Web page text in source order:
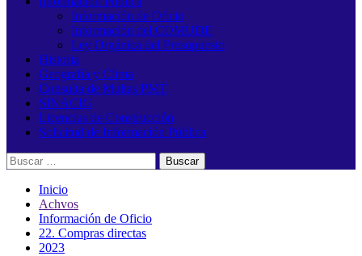
Información de Oficio
Información del COMUDE
Ley Orgánica del Presupuesto
Historia
Geografía y Clima
Consulta de Multas PMT
SINACIG
Licencias de Construcción
Solicitud de Información Pública
Buscar:
Inicio
Achvos
Información de Oficio
22. Compras directas
2023